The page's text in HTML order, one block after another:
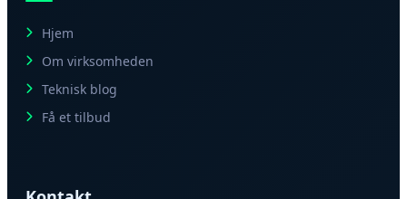
Hjem
Om virksomheden
Teknisk blog
Få et tilbud